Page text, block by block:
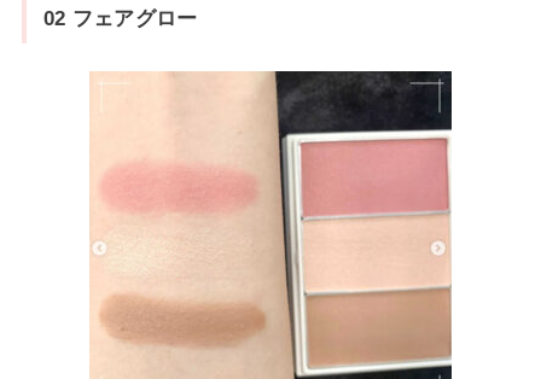
02 フェアグロー